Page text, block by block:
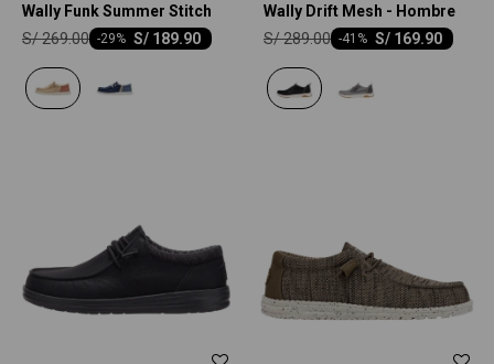
Wally Funk Summer Stitch
S/ 189.90
-29
S/269.00
Wally Drift Mesh - Hombre
S/ 169.90
-41
S/289.00